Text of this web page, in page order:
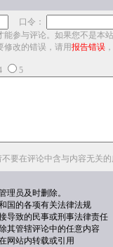
口令：
参与评论。如果您不是本
修改的错误，请用报告错误
5
不要在评论中含与内容无关
理员及时删除。
国的各项有关法律法规
导致的民事或刑事法律责任
其管辖评论中的任意内容
网站内转载或引用